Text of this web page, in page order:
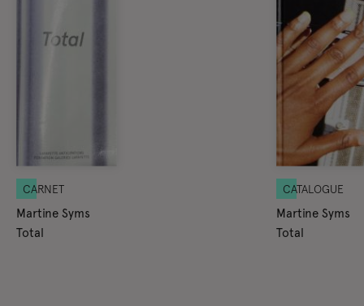
CARNET
Martine Syms
Total
CATALOGUE
Martine Syms
Total